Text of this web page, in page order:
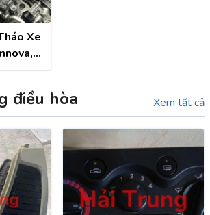
Xe
điều hòa Xem tất cả